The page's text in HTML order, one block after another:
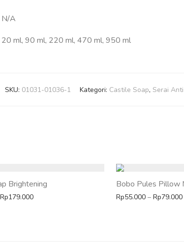
N/A
20 ml, 90 ml, 220 ml, 470 ml, 950 ml
SKU: 01031-01036-1 Kategori: Castile Soap, Serai
Brightening
Rp179.000Rentang harga: Rp69.000 hingga Rp179.000
Bobo Pules Pillow
Rp55.000 – Rp79.000